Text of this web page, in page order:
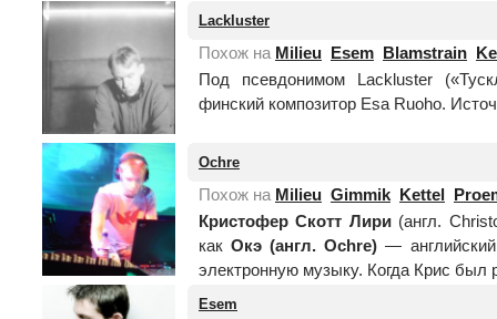
Lackluster
Похож на Milieu Esem Blamstrain
Под псевдонимом Lackluster
финский композитор Esa Ruoho.
Ochre
Похож на Milieu Gimmik Kettel
Кристофер Скотт Лири(англ.
какОкэ (англ. Ochre) —
электронную музыку. Когда Крис был
Esem